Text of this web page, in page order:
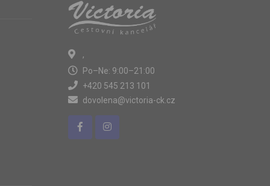
,
Po–Ne: 9:00–21:00
+420 545 213 101
dovolena@victoria-ck.cz